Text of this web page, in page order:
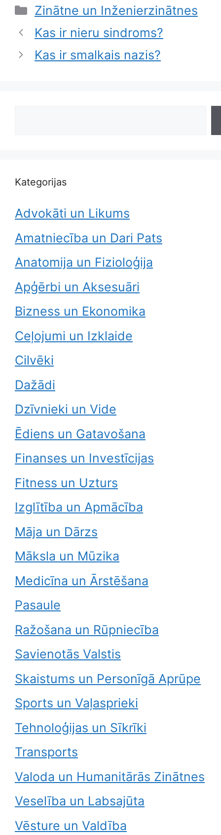
Categories
Zinātne un Inženierzinātnes
Kas ir nieru sindroms?
Kas ir smalkais nazis?
Kategorijas
Advokāti un Likums
Amatniecība un Dari Pats
Anatomija un Fizioloģija
Apģērbi un Aksesuāri
Bizness un Ekonomika
Ceļojumi un Izklaide
Cilvēki
Dažādi
Dzīvnieki un Vide
Ēdiens un Gatavošana
Finanses un Investīcijas
Fitness un Uzturs
Izglītība un Apmācība
Māja un Dārzs
Māksla un Mūzika
Medicīna un Ārstēšana
Pasaule
Ražošana un Rūpniecība
Savienotās Valstis
Skaistums un Personīgā Aprūpe
Sports un Vaļasprieki
Tehnoloģijas un Sīkrīki
Transports
Valoda un Humanitārās Zinātnes
Veselība un Labsajūta
Vēsture un Valdība